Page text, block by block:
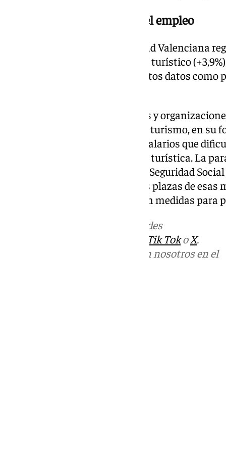
El debate sobre la calidad del empleo
Junto a Andalucía, la Comunidad Valenciana
crecimiento relativo del empleo turístico
administraciones presentan estos datos como
Sin embargo, colectivos sociales y
modelo. Su argumento es que el turismo, en
temporalidad laboral y genera salarios que
las ciudades con mayor presión turística. La
datos es elocuente: mientras la Seguridad
nunca gracias al turismo, en las plazas de
cada vez más vecinos que exigen medidas
en las redes
Tik TokoX.
Puedes ponerte en contacto con nosotros en el